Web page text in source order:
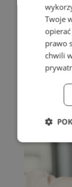
Twoje
prawo
chwili